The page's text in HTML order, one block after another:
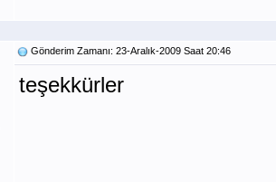
Gönderim Zamanı: 23-Aralık-2009 Saat 20:46
teşekkürler